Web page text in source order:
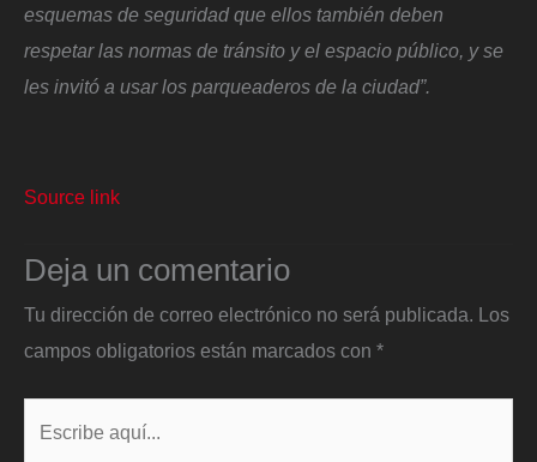
esquemas de seguridad que ellos también deben
respetar las normas de tránsito y el espacio público, y se
les invitó a usar los parqueaderos de la ciudad”.
Source link
Deja un comentario
Tu dirección de correo electrónico no será publicada.
Los
campos obligatorios están marcados con *